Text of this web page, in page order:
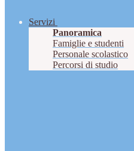
Servizi
Panoramica
Famiglie e studenti
Personale scolastico
Percorsi di studio